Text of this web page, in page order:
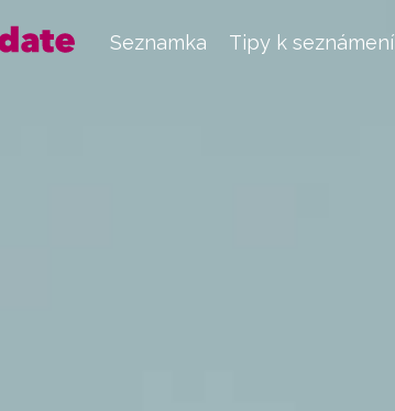
Seznamka Tipy k seznámení